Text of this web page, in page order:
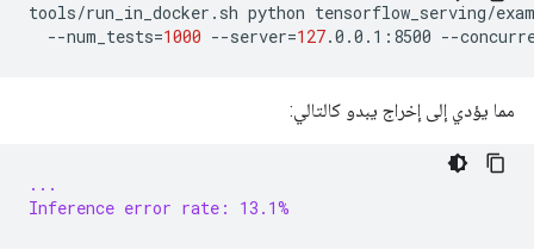
tools/run_in_docker.sh python tensorflow_serving/
--num_tests=1000 --server=127.0.0.1:8500 --
مما يؤدي إلى إخراج يبدو كالتالي:
...
Inference error rate: 13.1%